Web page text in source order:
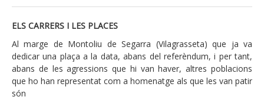
ELS CARRERS I LES PLACES
Al marge de Montoliu de Segarra (Vilagrasseta) que ja va
dedicar una plaça a la data, abans del referèndum, i per tant,
abans de les agressions que hi van haver, altres poblacions
que ho han representat com a homenatge als que les van patir
són